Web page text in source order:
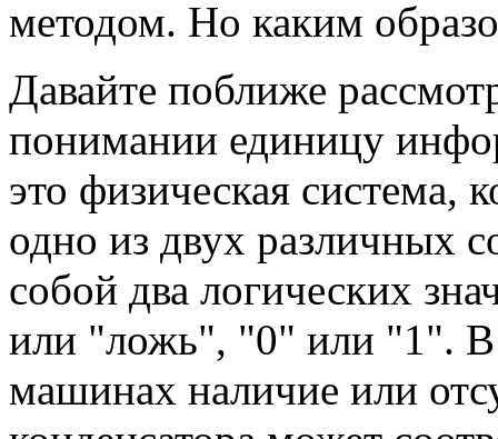
методом. Но каким
Давайте поближе
понимании единицу
это физическая система,
одно из двух различных
собой два логических
или "ложь", "0" или "1".
машинах наличие или